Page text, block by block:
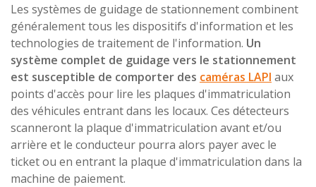
Les systèmes de guidage de stationnement combinent
généralement tous les dispositifs d'information et les
technologies de traitement de l'information. Un
système complet de guidage vers le stationnement
est susceptible de comporter des caméras LAPI aux
points d'accès pour lire les plaques d'immatriculation
des véhicules entrant dans les locaux. Ces détecteurs
scanneront la plaque d'immatriculation avant et/ou
arrière et le conducteur pourra alors payer avec le
ticket ou en entrant la plaque d'immatriculation dans la
machine de paiement.